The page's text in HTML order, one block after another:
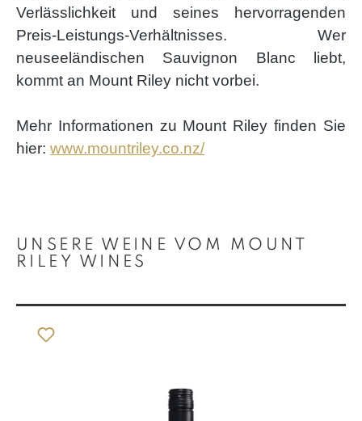
Verlässlichkeit und seines hervorragenden
Preis-Leistungs-Verhältnisses. Wer
neuseeländischen Sauvignon Blanc liebt,
kommt an Mount Riley nicht vorbei.
Mehr Informationen zu Mount Riley finden Sie
hier: www.mountriley.co.nz/
UNSERE WEINE VOM MOUNT
RILEY WINES